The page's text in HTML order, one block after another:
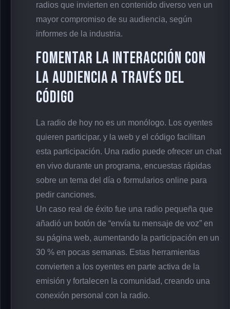
radios que invierten en contenido diverso ven un
mayor compromiso de su audiencia, según
informes de la industria.
Fomentar la interacción con
la audiencia a través del
código
La radio de hoy no es un monólogo. Los oyentes
quieren participar, y la web y el código facilitan
esta participación. Una radio puede ofrecer un chat
en vivo durante un programa, encuestas rápidas
sobre un tema del día o formularios online para
pedir canciones.
Un caso real de éxito fue una radio pequeña que
añadió un botón de “envía tu mensaje de voz” en
su página web, aumentando la participación en un
30 % en pocas semanas. Estas herramientas
convierten a los oyentes en parte activa de la
emisión y fortalecen la comunidad, creando una
conexión personal con la radio.